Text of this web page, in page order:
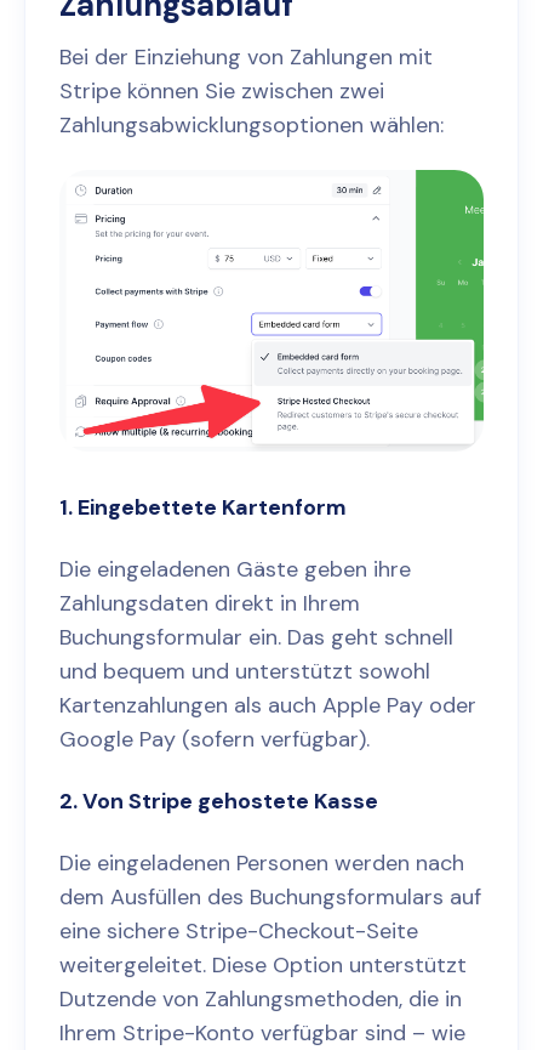
Bei der Einziehung von Zahlungen mit
Stripe können Sie zwischen zwei
Zahlungsabwicklungsoptionen wählen:
1. Eingebettete Kartenform
Die eingeladenen Gäste geben ihre
Zahlungsdaten direkt in Ihrem
Buchungsformular ein. Das geht schnell
und bequem und unterstützt sowohl
Kartenzahlungen als auch Apple Pay oder
Google Pay (sofern verfügbar).
2. Von Stripe gehostete Kasse
Die eingeladenen Personen werden nach
dem Ausfüllen des Buchungsformulars auf
eine sichere Stripe-Checkout-Seite
weitergeleitet. Diese Option unterstützt
Dutzende von Zahlungsmethoden, die in
Ihrem Stripe-Konto verfügbar sind – wie